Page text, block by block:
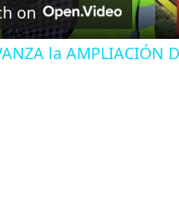
on
la AMPLIACIÓN